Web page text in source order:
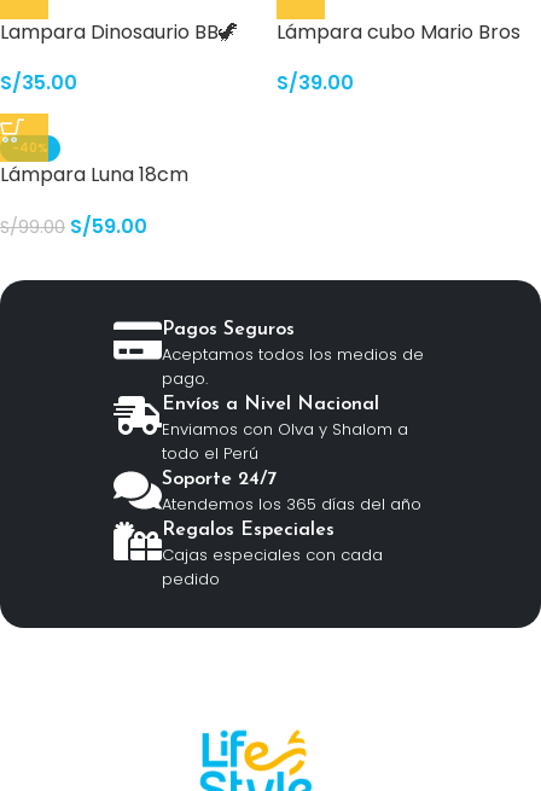
Lampara Dinosaurio BB🦖
S/35.00
Lámpara cubo Mario Bros
S/39.00
-40%
Lámpara Luna 18cm
S/99.00 S/59.00
Pagos Seguros
Aceptamos todos los medios de
pago.
Envíos a Nivel Nacional
Enviamos con Olva y Shalom a
todo el Perú
Soporte 24/7
Atendemos los 365 días del año
Regalos Especiales
Cajas especiales con cada
pedido